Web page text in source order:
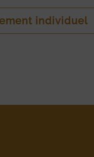
individuel